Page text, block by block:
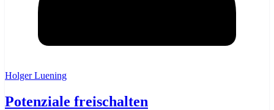
Holger Luening
Potenziale freischalten